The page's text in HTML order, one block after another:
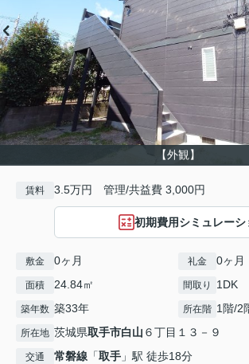
【外観】
賃料 3.5万円 管理/共益費 3,000円
初期費用シミュレーシ
敷金 0ヶ月 礼金 0ヶ月
面積 24.84㎡ 間取り 1DK
築年数 築33年 所在階 1階/2
所在地 茨城県取手市白山 ６丁目１３－９
交通 常磐線 「取手 」駅 徒歩18分